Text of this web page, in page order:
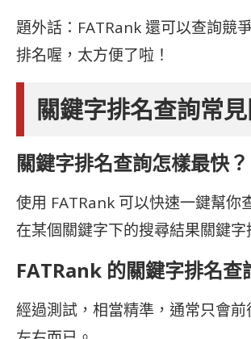
題外話：FATRank 還可以查詢競
排名喔，太方便了啦！
關鍵字排名查詢常
關鍵字排名查詢怎樣最快？
使用 FATRank 可以快速一鍵幫你
在某個關鍵字下的搜尋結果關鍵字
FATRank 的關鍵字排名查
經過測試，相當精準，通常只會